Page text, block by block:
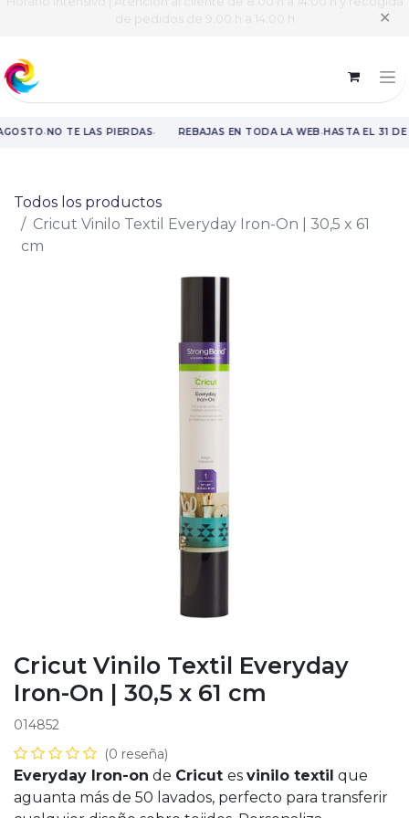
de pedidos de 9:00 h a 14:00 h
✕
·NO TE LAS PIERDAS· REBAJAS EN TODA LA WEB·HASTA EL 31 DE
Todos los productos
Cricut Vinilo Textil Everyday Iron-On | 30,5 x 61
cm
Cricut Vinilo Textil Everyday
Iron-On | 30,5 x 61 cm
014852
(0 reseña)
Everyday Iron-on de Cricut es vinilo textil que
aguanta más de 50 lavados, perfecto para transferir